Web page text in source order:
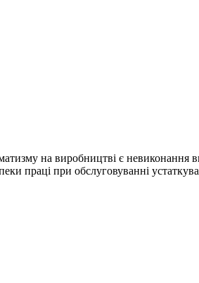
на виробництві є невиконання
праці при обслуговуванні